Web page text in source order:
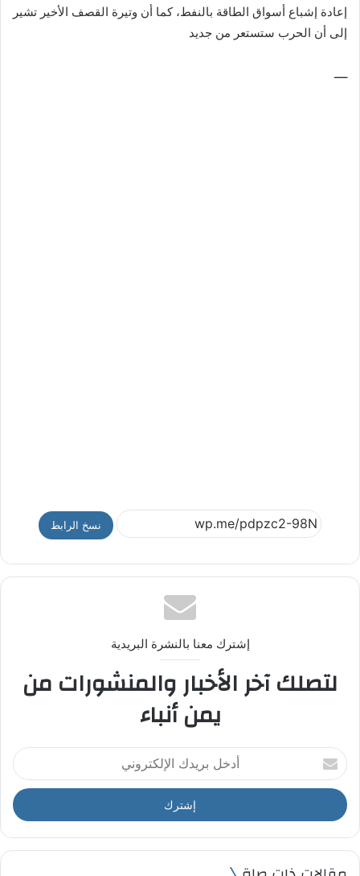
إعادة إشباع أسواق الطاقة بالنفط، كما أن وتيرة القصف الأخير تشير
إلى أن الحرب ستستعر من جديد
ــــ
نسخ الرابط
إشترك معنا بالنشرة البريدية
لتصلك آخر الأخبار والمنشورات من
يمن أنباء
أ
د
خ
ل
ر
د